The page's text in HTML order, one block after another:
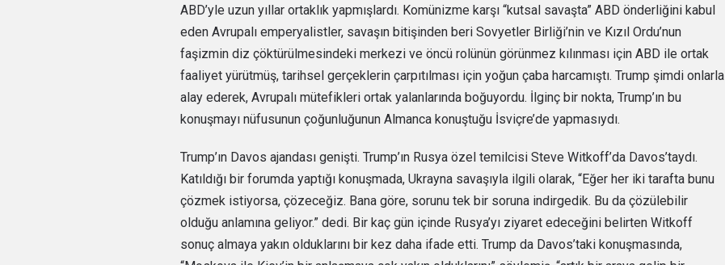
ABD’yle uzun yıllar ortaklık yapmışlardı. Komünizme karşı “kutsal savaşta” ABD önderliğini kabul
eden Avrupalı emperyalistler, savaşın bitişinden beri Sovyetler Birliği’nin ve Kızıl Ordu’nun
faşizmin diz çöktürülmesindeki merkezi ve öncü rolünün görünmez kılınması için ABD ile ortak
faaliyet yürütmüş, tarihsel gerçeklerin çarpıtılması için yoğun çaba harcamıştı. Trump şimdi onlarla
alay ederek, Avrupalı mütefikleri ortak yalanlarında boğuyordu. İlginç bir nokta, Trump’ın bu
konuşmayı nüfusunun çoğunluğunun Almanca konuştuğu İsviçre’de yapmasıydı.
Trump’ın Davos ajandası genişti. Trump’ın Rusya özel temilcisi Steve Witkoff’da Davos’taydı.
Katıldığı bir forumda yaptığı konuşmada, Ukrayna savaşıyla ilgili olarak, “Eğer her iki tarafta bunu
çözmek istiyorsa, çözeceğiz. Bana göre, sorunu tek bir soruna indirgedik. Bu da çözülebilir
olduğu anlamına geliyor.” dedi. Bir kaç gün içinde Rusya’yı ziyaret edeceğini belirten Witkoff
sonuç almaya yakın olduklarını bir kez daha ifade etti. Trump da Davos’taki konuşmasında,